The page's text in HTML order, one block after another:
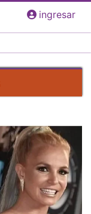
ingresar